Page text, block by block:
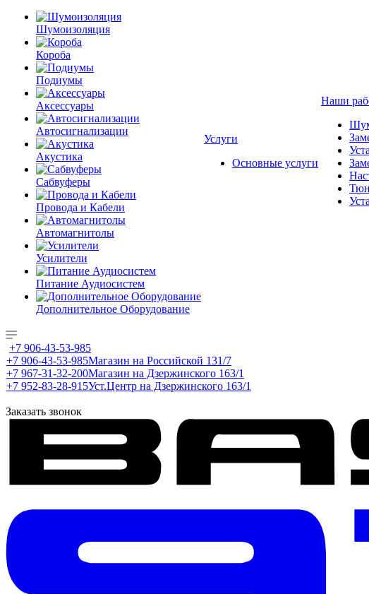
Шумоизоляция
Короба
Подиумы
Аксессуары
Автосигнализации
Акустика
Сабвуферы
Провода и Кабели
Автомагнитолы
Усилители
Питание Аудиосистем
Дополнительное Оборудование
Услуги
Основные услуги
Наши
+7 906-43-53-985
+7 906-43-53-985Магазин на Российской 131/7
+7 967-31-32-200Магазин на Дзержинского 163/1
+7 952-83-28-915Уст.Центр на Дзержинского 163/1
Заказать звонок